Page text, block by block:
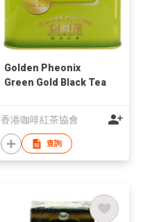
Golden Pheonix
Green Gold Black Tea
香港咖啡紅茶協會
查詢